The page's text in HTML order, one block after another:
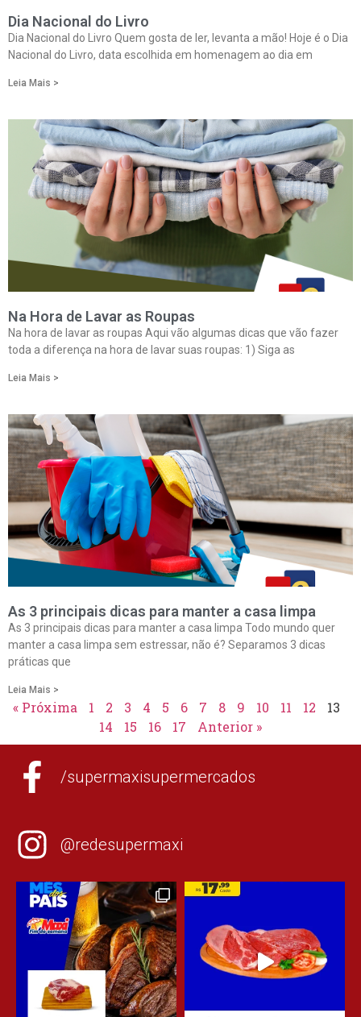
Dia Nacional do Livro
Dia Nacional do Livro Quem gosta de ler, levanta a mão! Hoje é o Dia
Nacional do Livro, data escolhida em homenagem ao dia em
Leia Mais >
Na Hora de Lavar as Roupas
Na hora de lavar as roupas Aqui vão algumas dicas que vão fazer
toda a diferença na hora de lavar suas roupas: 1) Siga as
Leia Mais >
As 3 principais dicas para manter a casa limpa
As 3 principais dicas para manter a casa limpa Todo mundo quer
manter a casa limpa sem estressar, não é? Separamos 3 dicas
práticas que
Leia Mais >
« Próxima 1 2 3 4 5 6 7 8 9 10 11 12
13
14
15 16 17 Anterior »
/supermaxisupermercados
@redesupermaxi